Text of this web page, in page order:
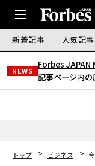
新着記事 人気記事
NEWS
Forbes JAPAN
記事ページ内
トップ ビジネス